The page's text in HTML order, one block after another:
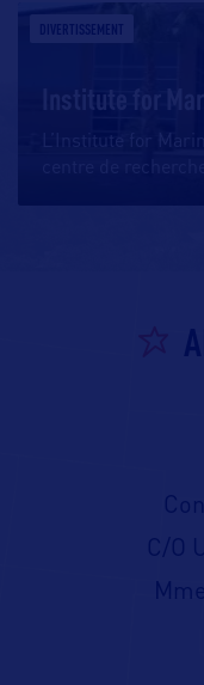
DIVERTISSEMENT
Institute for
L’Institute for
C/O